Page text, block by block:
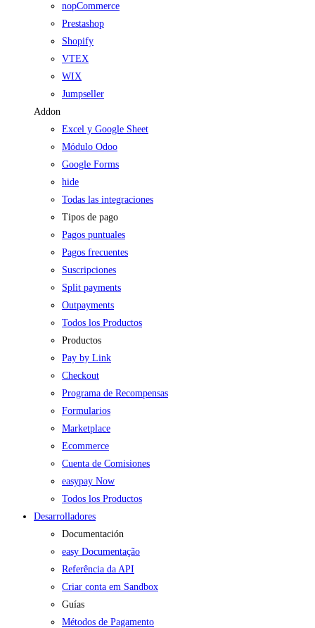
nopCommerce
Prestashop
Shopify
VTEX
WIX
Jumpseller
Addon
Excel y Google Sheet
Módulo Odoo
Google Forms
hide
Todas las integraciones
Tipos de pago
Pagos puntuales
Pagos frecuentes
Suscripciones
Split payments
Outpayments
Todos los Productos
Productos
Pay by Link
Checkout
Programa de Recompensas
Formularios
Marketplace
Ecommerce
Cuenta de Comisiones
easypay Now
Todos los Productos
Desarrolladores
Documentación
easy Documentação
Referência da API
Criar conta em Sandbox
Guías
Métodos de Pagamento